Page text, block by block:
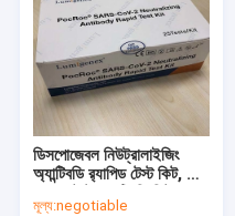
ডিসপোজেবল নিউট্রালাইজিং
অ্যান্টিবডি র‌্যাপিড টেস্ট কিট, সিই
মূল্য:negotiable